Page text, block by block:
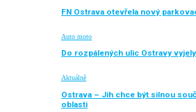
FN Ostrava otevřela nový
Auto moto
Do rozpálených ulic Ostravy
Aktuálně
Ostrava – Jih chce být silnou
oblasti